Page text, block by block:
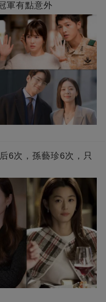
軍有點意外
6次，孫藝珍6次，只